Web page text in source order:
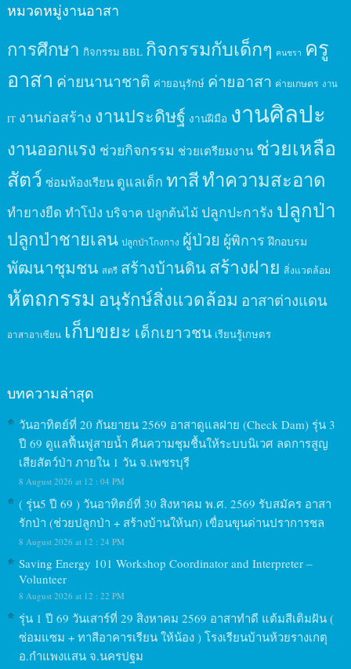
หมวดหมู่งานอาสา
การศึกษา กิจกรรม BBL กิจกรรมกับเด็กๆ คนชรา ครู
อาสา ค่ายนานาชาติ ค่ายอนุรักษ์ ค่ายอาสา ค่ายเกษตร งาน
IT งานก่อสร้าง งานประดิษฐ์ งานฝีมือ งานศิลปะ
งานออกแรง ช่วยกิจกรรม ช่วยเตรียมงาน ช่วยเหลือ
สัตว์ ซ่อมห้องเรียน ดูแลเด็ก ทาสีทำความสะอาด
ทำยางยืด ทำโป่ง บริจาค ปลูกต้นไม้ ปลูกปะการัง ปลูกป่า
ปลูกป่าชายเลน ปลูกป่าโกงกาง ผู้ป่วย ผู้พิการ ฝึกอบรม
พัฒนาชุมชน สตรี สร้างบ้านดินสร้างฝาย สิ่งแวดล้อม
หัตถกรรม อนุรักษ์สิ่งแวดล้อม อาสาต่างแดน
อาสาอาเซียน เก็บขยะ เด็กเยาวชน เรียนรู้เกษตร
บทความล่าสุด
วันอาทิตย์ที่ 20 กันยายน 2569 อาสาดูแลฝาย (Check Dam) รุ่น 3
ปี 69 ดูแลฟื้นฟูสายน้ำ คืนความชุมชื้นให้ระบบนิเวศ ลดการสูญ
เสียสัตว์ป่า ภายใน 1 วัน จ.เพชรบุรี
8 August 2026 at 12 : 04 PM
( รุ่น5 ปี 69 ) วันอาทิตย์ที่ 30 สิงหาคม พ.ศ. 2569 รับสมัคร อาสา
รักป่า (ช่วยปลูกป่า + สร้างบ้านให้นก) เขื่อนขุนด่านปราการชล
8 August 2026 at 12 : 24 PM
Saving Energy 101 Workshop Coordinator and Interpreter –
Volunteer
8 August 2026 at 12 : 22 PM
รุ่น 1 ปี 69 วันเสาร์ที่ 29 สิงหาคม 2569 อาสาทำดี แต้มสีเติมฝัน (
ซ่อมแซม + ทาสีอาคารเรียน ให้น้อง ) โรงเรียนบ้านห้วยรางเกตุ
อ.กำแพงแสน จ.นครปฐม